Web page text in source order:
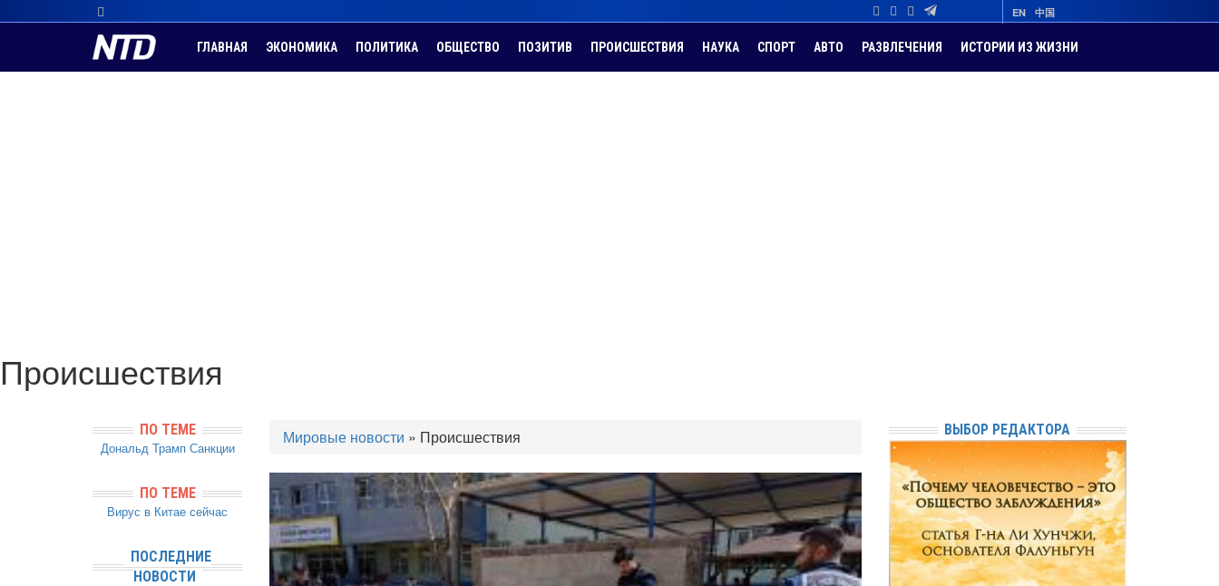
EN 中国
ГЛАВНАЯ ЭКОНОМИКА ПОЛИТИКА ОБЩЕСТВО ПОЗИТИВ ПРОИСШЕСТВИЯ НАУКА СПОРТ АВТО РАЗВЛЕЧЕНИЯ ИСТОРИИ ИЗ ЖИЗНИ
Происшествия
Мировые новости » Происшествия
ПО ТЕМЕ
Дональд Трамп Санкции
ПО ТЕМЕ
Вирус в Китае сейчас
ПОСЛЕДНИЕ
НОВОСТИ
ВЫБОР РЕДАКТОРА